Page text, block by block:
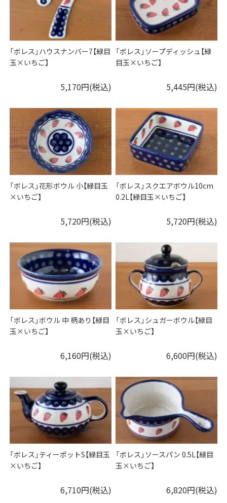
「ボレス」ハウスナンバー7【緑目
玉×いちご】
5,170円(税込)
「ボレス」ソープディッシュ【緑
目玉×いちご】
5,445円(税込)
「ボレス」花形ボウル 小【緑目玉
×いちご】
5,720円(税込)
「ボレス」スクエアボウル10cm
0.2L【緑目玉×いちご】
5,720円(税込)
「ボレス」ボウル 中 柄あり【緑目
玉×いちご】
6,160円(税込)
「ボレス」シュガーボウル【緑目
玉×いちご】
6,600円(税込)
「ボレス」ティーポットS【緑目玉
×いちご】
6,710円(税込)
「ボレス」ソースパン 0.5L【緑目
玉×いちご】
6,820円(税込)